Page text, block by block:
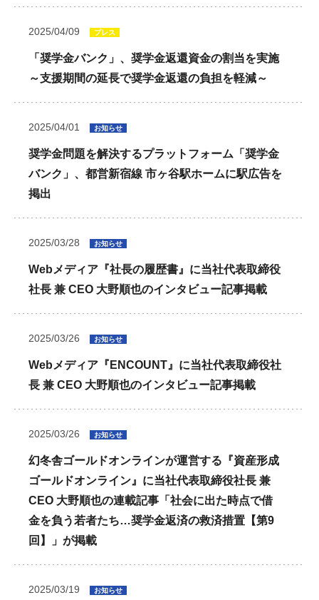
2025/04/09 プレス
「奨学金バンク」、奨学金返還資金の割当を実施
～支援期間の延長で奨学金返還の負担を軽減～
2025/04/01 お知らせ
奨学金問題を解決するプラットフォーム「奨学金
バンク」、都営新宿線 市ヶ谷駅ホームに駅広告を
掲出
2025/03/28 お知らせ
Webメディア『社長の履歴書』に当社代表取締役
社長 兼 CEO 大野順也のインタビュー記事掲載
2025/03/26 お知らせ
Webメディア『ENCOUNT』に当社代表取締役社
長 兼 CEO 大野順也のインタビュー記事掲載
2025/03/26 お知らせ
幻冬舎ゴールドオンラインが運営する『資産形成
ゴールドオンライン』に当社代表取締役社長 兼
CEO 大野順也の連載記事「社会に出た時点で借
金を負う若者たち…奨学金返済の救済措置【第9
回】」が掲載
2025/03/19 お知らせ